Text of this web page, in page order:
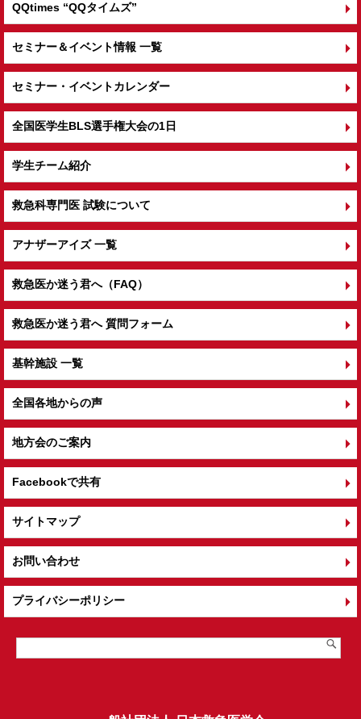
QQtimes “QQタイムズ”
セミナー＆イベント情報 一覧
セミナー・イベントカレンダー
全国医学生BLS選手権大会の1日
学生チーム紹介
救急科専門医 試験について
アナザーアイズ 一覧
救急医か迷う君へ（FAQ）
救急医か迷う君へ 質問フォーム
基幹施設 一覧
全国各地からの声
地方会のご案内
Facebookで共有
サイトマップ
お問い合わせ
プライバシーポリシー